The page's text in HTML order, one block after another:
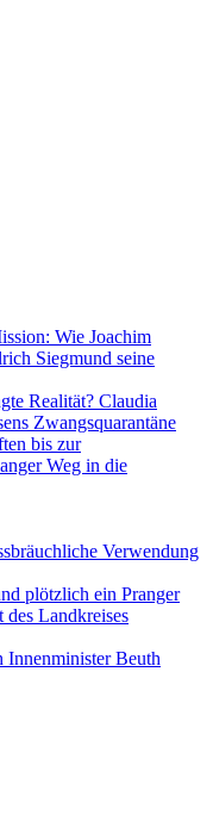
Wie Joachim
Siegmund seine
Realität? Claudia
Zwangsquarantäne
bis zur
Weg in die
Verwendung
plötzlich ein Pranger
Landkreises
Innenminister Beuth